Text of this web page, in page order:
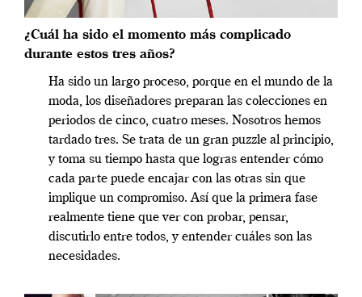
¿Cuál ha sido el momento más complicado
durante estos tres años?
Ha sido un largo proceso, porque en el mundo de la
moda, los diseñadores preparan las colecciones en
periodos de cinco, cuatro meses. Nosotros hemos
tardado tres. Se trata de un gran puzzle al principio,
y toma su tiempo hasta que logras entender cómo
cada parte puede encajar con las otras sin que
implique un compromiso. Así que la primera fase
realmente tiene que ver con probar, pensar,
discutirlo entre todos, y entender cuáles son las
necesidades.